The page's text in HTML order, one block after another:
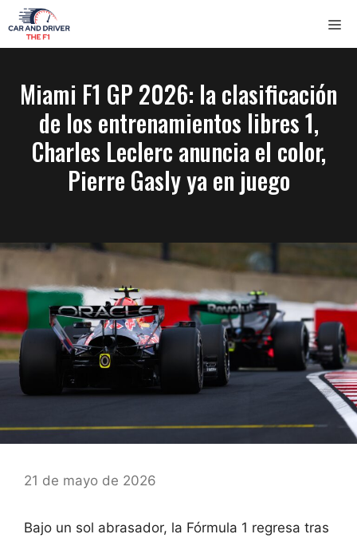
Saltar
al
contenido
Miami F1 GP 2026: la clasificación
de los entrenamientos libres 1,
Charles Leclerc anuncia el color,
Pierre Gasly ya en juego
21 de mayo de 2026
Bajo un sol abrasador, la Fórmula 1 regresa tras